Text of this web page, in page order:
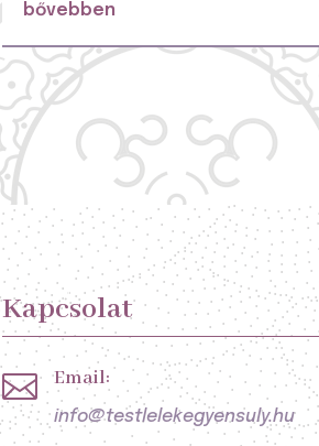
bővebben
Kapcsolat
 Email:
info@testlelekegyensuly.hu